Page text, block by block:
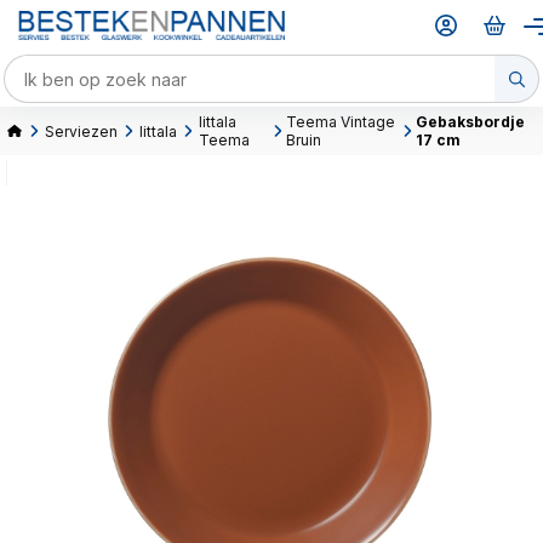
Serviezen Iittala
Iittala
Teema
Teema Vintage
Bruin
Gebaksbordje
17 cm